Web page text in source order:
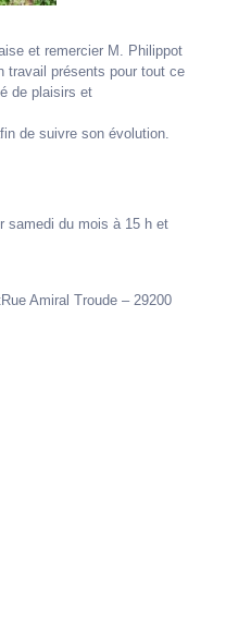
et remercier M. Philippot
travail présents pour tout ce
de plaisirs et
de suivre son évolution.
samedi du mois à 15 h et
Rue Amiral Troude – 29200